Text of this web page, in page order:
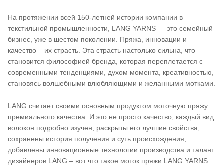
На протяжении всей 150-летней истории компании в
текстильной промышленности, LANG YARNS — это семейный
бизнес, уже в шестом поколении. Пряжа, инновации и
качество – их страсть. Эта страсть настолько сильна, что
становится философией бренда, которая переплетается с
современными тенденциями, духом момента, креативностью,
становясь волшебными влюбляющими и желанными мотками.
LANG считает своими основным продуктом моточную пряжу
премиального качества. И это не просто качество, каждый вид
волокон подробно изучен, раскрыты его лучшие свойства,
сохранены история получения и суть происхождения,
добавлены инновационные технологии производства и талант
дизайнеров LANG – вот что такое моток пряжи LANG YARNS.